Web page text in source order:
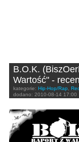
B.O.K.
Wartość" -
kategorie: Hip-Hop/Rap
dodano: 2010-08-14 17:00